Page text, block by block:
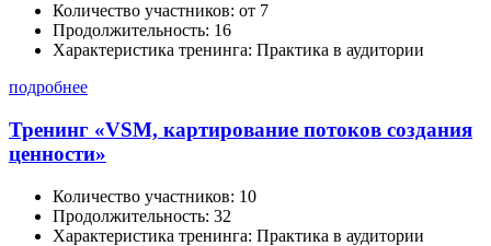
Количество участников: от 7
Продолжительность: 16
Характеристика тренинга: Практика в аудитории
подробнее
Тренинг «VSM, картирование потоков создания
ценности»
Количество участников: 10
Продолжительность: 32
Характеристика тренинга: Практика в аудитории